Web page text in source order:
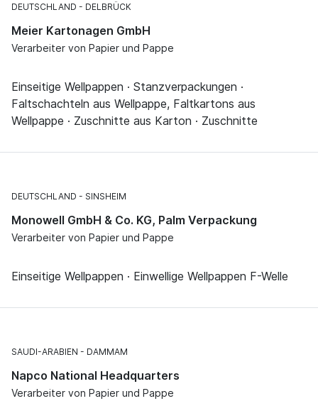
DEUTSCHLAND DELBRÜCK
Meier Kartonagen GmbH
Verarbeiter von Papier und Pappe
Einseitige Wellpappen · Stanzverpackungen ·
Faltschachteln aus Wellpappe, Faltkartons aus
Wellpappe · Zuschnitte aus Karton · Zuschnitte
DEUTSCHLAND SINSHEIM
Monowell GmbH & Co. KG, Palm Verpackung
Verarbeiter von Papier und Pappe
Einseitige Wellpappen · Einwellige Wellpappen F-Welle
SAUDI-ARABIEN DAMMAM
Napco National Headquarters
Verarbeiter von Papier und Pappe